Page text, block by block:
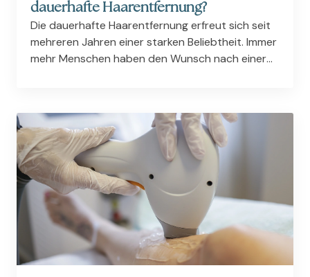
dauerhafte Haarentfernung?
Die dauerhafte Haarentfernung erfreut sich seit
mehreren Jahren einer starken Beliebtheit. Immer
mehr Menschen haben den Wunsch nach einer